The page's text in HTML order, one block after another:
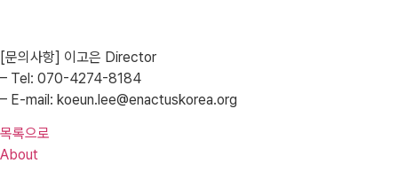
[문의사항] 이고은 Director
– Tel: 070-4274-8184
– E-mail: koeun.lee@enactuskorea.org
목록으로
About